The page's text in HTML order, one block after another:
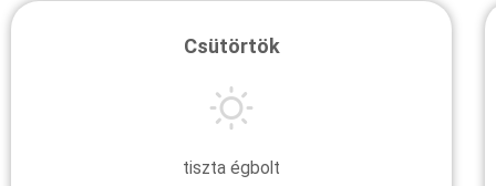
Csütörtök
tiszta égbolt